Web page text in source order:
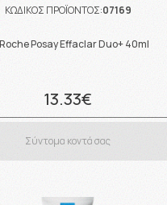
ΚΩΔΙΚΟΣ ΠΡΟΪΟΝΤΟΣ:07169
Posay Effaclar Duo+ 40ml
13.33€
Σύντομα κοντά σας